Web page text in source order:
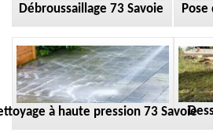
Débroussaillage 73 Savoie
à haute pression 73 Savoie